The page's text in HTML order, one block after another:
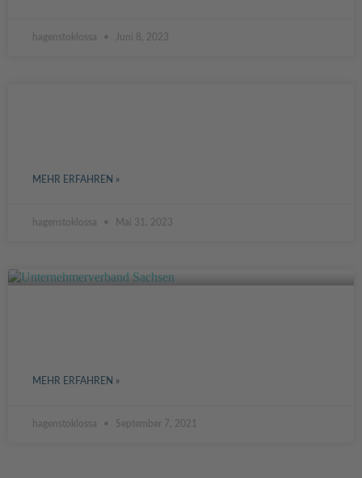
hagenstoklossa Juni 8, 2023
MEHR ERFAHREN »
hagenstoklossa Mai 31, 2023
MEHR ERFAHREN »
hagenstoklossa September 7, 2021